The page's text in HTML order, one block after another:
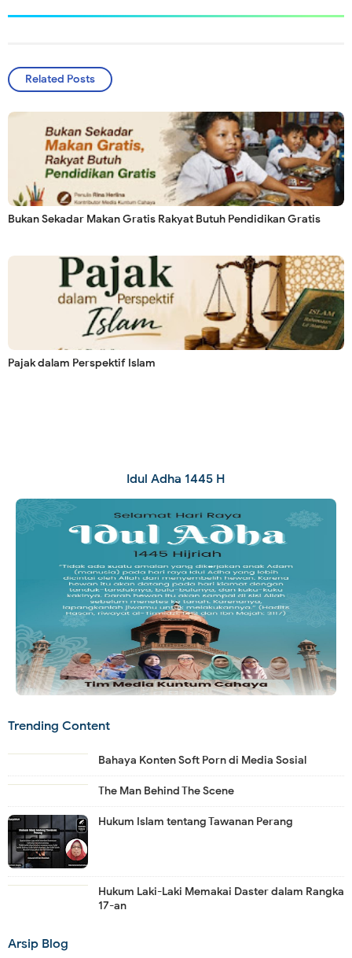
Related Posts
Bukan Sekadar Makan Gratis Rakyat Butuh Pendidikan Gratis
Pajak dalam Perspektif Islam
Idul Adha 1445 H
Trending Content
Bahaya Konten Soft Porn di Media Sosial
The Man Behind The Scene
Hukum Islam tentang Tawanan Perang
Hukum Laki-Laki Memakai Daster dalam Rangka
17-an
Arsip Blog